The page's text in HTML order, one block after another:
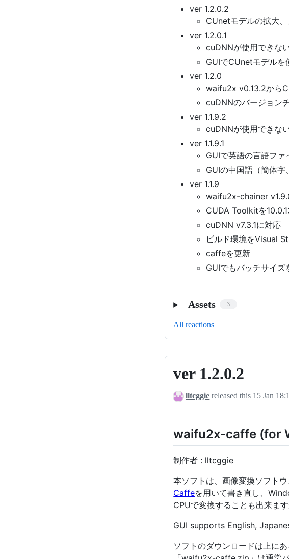
ver 1.2.0.2
CUnetモデルの拡大
ver 1.2.0.1
cuDNNが使用できな
GUIでCUnetモデルを
ver 1.2.0
waifu2x v0.13.2から
cuDNNのバージョン
ver 1.1.9.2
cuDNNが使用できな
ver 1.1.9.1
GUIで英語の言語フ
GUIの中国語（簡体
ver 1.1.9
waifu2x-chainer
CUDA Toolkitを
cuDNN v7.3.1に対応
ビルド環境をVisual
caffeを更新
GUIでもバッチサイズ
Assets 3
All reactions
ver
ver 1.2.0.2
lltcggie released this 15 Jan
waifu2x-caffe (for
制作者 : lltcggie
本ソフトは、画像変換ソフト
Caffeを用いて書き直し、
CPUで変換することも出来ま
GUI supports English,
ソフトのダウンロードは上に